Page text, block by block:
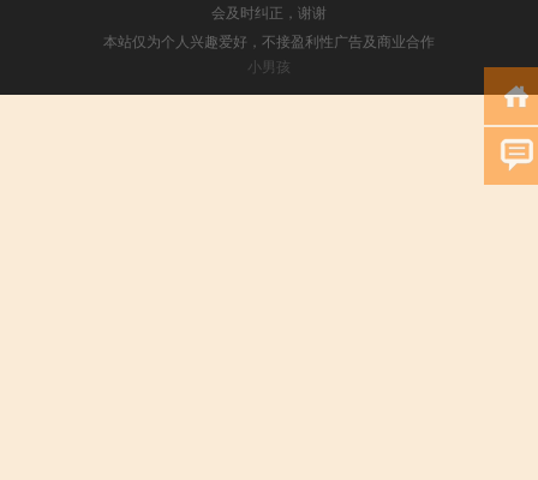
会及时纠正，谢谢
本站仅为个人兴趣爱好，不接盈利性广告及商业合作
小男孩